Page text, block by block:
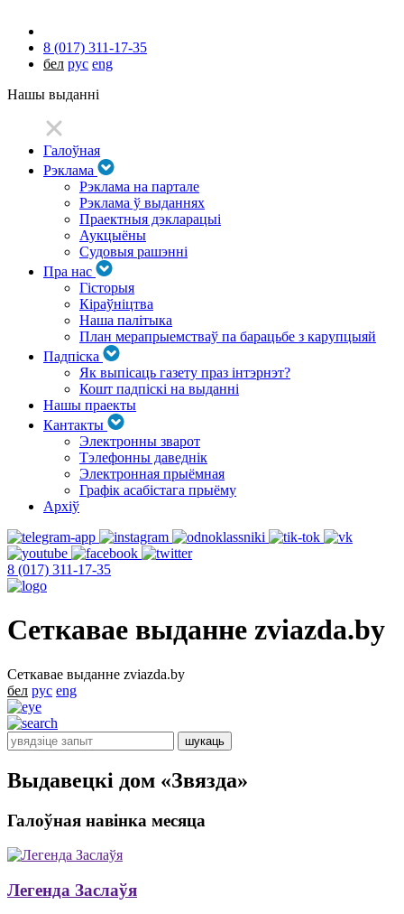
8 (017) 311-17-35
бел рус eng
Нашы выданні
Галоўная
Рэклама
Рэклама на партале
Рэклама ў выданнях
Праектныя дэкларацыі
Аукцыёны
Судовыя рашэнні
Пра нас
Гісторыя
Кіраўніцтва
Наша палітыка
План мерапрыемстваў па барацьбе з карупцыяй
Падпіска
Як выпісаць газету праз інтэрнэт?
Кошт падпіскі на выданні
Нашы праекты
Кантакты
Электронны зварот
Тэлефонны даведнік
Электронная прыёмная
Графік асабістага прыёму
Архіў
8 (017) 311-17-35
Сеткавае выданне zviazda.by
Сеткавае выданне zviazda.by
бел рус eng
Выдавецкі дом «Звязда»
Галоўная навінка месяца
Легенда Заслаўя